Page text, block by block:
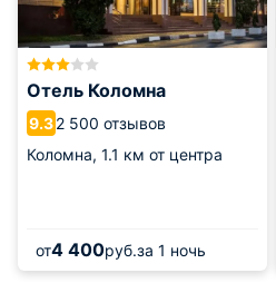
Отель Коломна
9.32 500 отзывов
Коломна, 1.1 км от центра
от4 400руб.за 1 ночь